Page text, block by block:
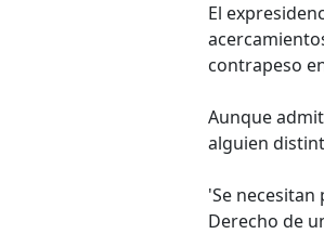
El
contrapeso
Aunque
alguien
'Se
Derecho de